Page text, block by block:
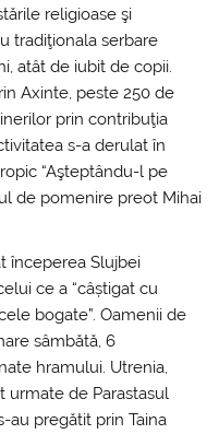
religioase şi
tradiţionala serbare
atât de iubit de copii.
Axinte, peste 250 de
prin contribuţia
s-a derulat în
“Aşteptându-l pe
de pomenire preot Mihai
începerea Slujbei
ce a “câștigat cu
bogate”. Oamenii de
sâmbătă, 6
hramului. Utrenia,
urmate de Parastasul
au pregătit prin Taina